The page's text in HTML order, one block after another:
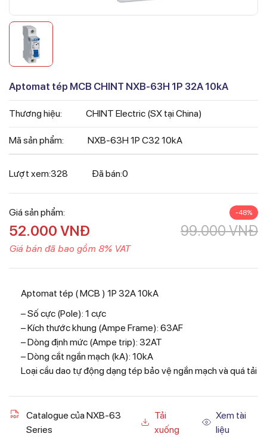
Aptomat tép MCB CHINT NXB-63H 1P 32A 10kA
Thương hiệu: CHINT Electric (SX tại China)
Mã sản phẩm: NXB-63H 1P C32 10kA
Lượt xem:328 Đã bán:0
Giá sản phẩm: -48%
99.000VNĐ
52.000 VNĐ
Giá bán đã bao gồm 8% VAT
Aptomat tép ( MCB ) 1P 32A 10kA
– Số cực (Pole): 1 cực
– Kích thước khung (Ampe Frame): 63AF
– Dòng định mức (Ampe trip): 32AT
– Dòng cắt ngắn mạch (kA): 10kA
Loại cầu dao tự động dạng tép bảo vệ ngắn mạch và quá tải
Catalogue của NXB-63
Series
Tải
xuống
Xem tài
liệu